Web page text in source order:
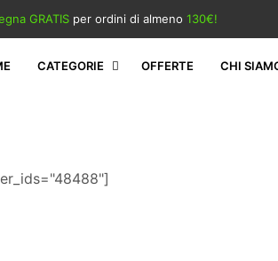
GRATIS per ordini di almeno 130€!
CATEGORIE OFFERTE CHI